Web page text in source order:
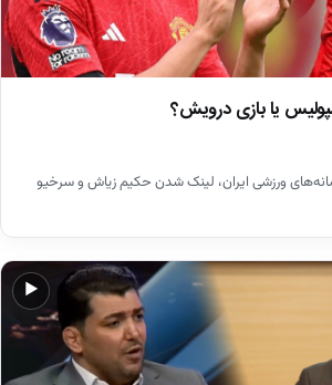
یا بازی درویش؟
ورزشی ایران، لینک شدن حکیم زیاش و سرخیو
▶